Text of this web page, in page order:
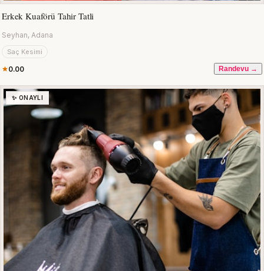
Erkek Kuaförü Tahir Tatli
Seyhan, Adana
Saç Kesimi
0.00 Randevu →
✨ ONAYLI